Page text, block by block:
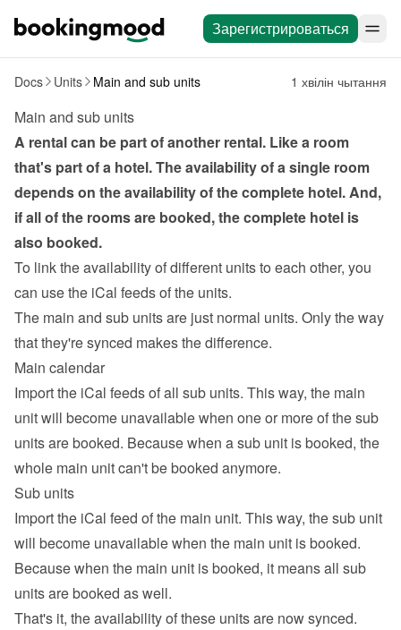
Зарегистрироваться
Docs Units Main and sub units 1 хвілін чытання
Main and sub units
A rental can be part of another rental. Like a room
that's part of a hotel. The availability of a single room
depends on the availability of the complete hotel. And,
if all of the rooms are booked, the complete hotel is
also booked.
To link the availability of different units to each other, you
can use the iCal feeds of the units.
The main and sub units are just normal units. Only the way
that they're synced makes the difference.
Main calendar
Import the iCal feeds of all sub units. This way, the main
unit will become unavailable when one or more of the sub
units are booked. Because when a sub unit is booked, the
whole main unit can't be booked anymore.
Sub units
Import the iCal feed of the main unit. This way, the sub unit
will become unavailable when the main unit is booked.
Because when the main unit is booked, it means all sub
units are booked as well.
That's it, the availability of these units are now synced.